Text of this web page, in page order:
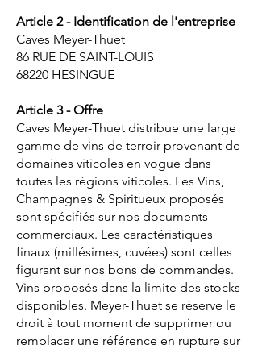
Article 2 - Identification de l'entreprise
Caves Meyer-Thuet
86 RUE DE SAINT-LOUIS
68220 HESINGUE
Article 3 - Offre
Caves Meyer-Thuet distribue une large
gamme de vins de terroir provenant de
domaines viticoles en vogue dans
toutes les régions viticoles. Les Vins,
Champagnes & Spiritueux proposés
sont spécifiés sur nos documents
commerciaux. Les caractéristiques
finaux (millésimes, cuvées) sont celles
figurant sur nos bons de commandes.
Vins proposés dans la limite des stocks
disponibles. Meyer-Thuet se réserve le
droit à tout moment de supprimer ou
remplacer une référence en rupture sur